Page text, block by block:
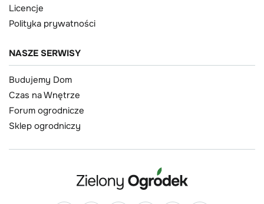
Licencje
Polityka prywatności
NASZE SERWISY
Budujemy Dom
Czas na Wnętrze
Forum ogrodnicze
Sklep ogrodniczy